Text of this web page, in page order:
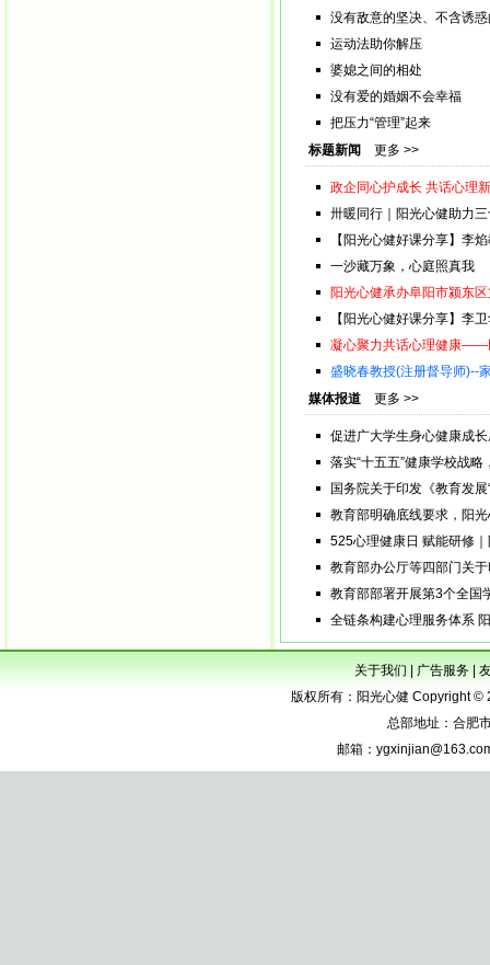
没有敌意的坚决、不含诱
运动法助你解压
婆媳之间的相处
没有爱的婚姻不会幸福
把压力“管理”起来
标题新闻
更多 >>
政企同心护成长 共话心理
卅暖同行｜阳光心健助力
【阳光心健好课分享】李
一沙藏万象，心庭照真我
阳光心健承办阜阳市颍东
【阳光心健好课分享】李
凝心聚力共话心理健康——
盛晓春教授(注册督导师)--
媒体报道
更多 >>
促进广大学生身心健康成
落实“十五五”健康学校战
国务院关于印发《教育发
教育部明确底线要求，阳
525心理健康日 赋能研修
教育部办公厅等四部门关
教育部部署开展第3个全国
全链条构建心理服务体系
关于我们 广告服务
版权所有：阳光心健 Copyright ©
总部地址：合肥
邮箱：